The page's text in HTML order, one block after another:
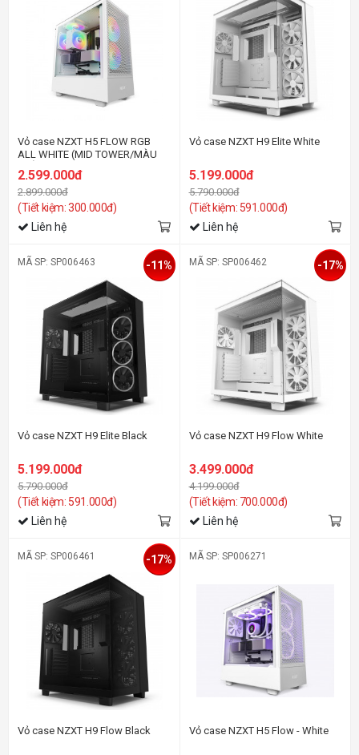
Vỏ case NZXT H5 FLOW RGB
ALL WHITE (MID TOWER/MÀU
2.599.000đ
2.899.000đ
(Tiết kiệm: 300.000đ)
Liên hệ
Vỏ case NZXT H9 Elite White
5.199.000đ
5.790.000đ
(Tiết kiệm: 591.000đ)
Liên hệ
MÃ SP: SP006463
Vỏ case NZXT H9 Elite Black
5.199.000đ
5.790.000đ
(Tiết kiệm: 591.000đ)
-11%
Liên hệ
MÃ SP: SP006462
Vỏ case NZXT H9 Flow White
3.499.000đ
4.199.000đ
(Tiết kiệm: 700.000đ)
-17%
Liên hệ
MÃ SP: SP006461
Vỏ case NZXT H9 Flow Black
-17% MÃ SP: SP006271
Vỏ case NZXT H5 Flow - White